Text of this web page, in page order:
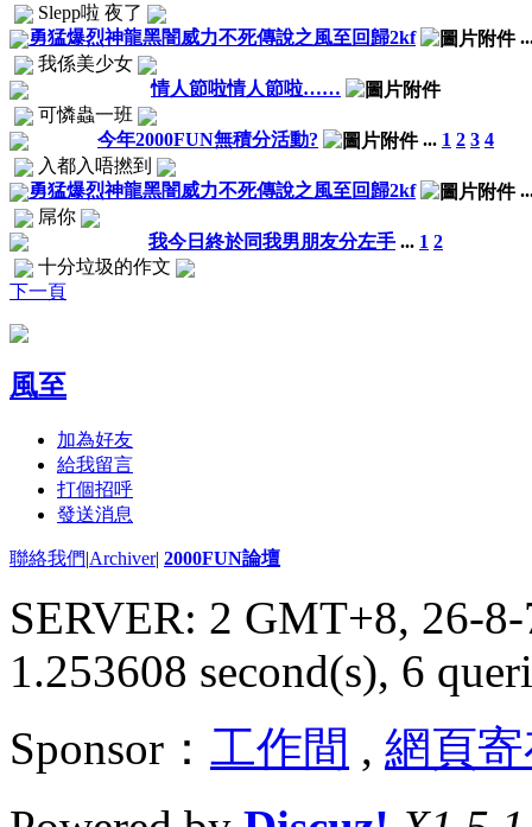
Slepp啦 夜了
勇猛爆烈神龍黑闇威力不死傳說之風至回歸2kf
我係美少女
情人節啦情人節啦……
可憐蟲一班
今年2000FUN無積分活動?
... 1 2 3 4
入都入唔撚到
勇猛爆烈神龍黑闇威力不死傳說之風至回歸2kf
屌你
我今日終於同我男朋友分左手 ... 1 2
十分垃圾的作文
下一頁
風至
加為好友
給我留言
打個招呼
發送消息
聯絡我們|Archiver| 2000FUN論壇
SERVER: 2 GMT+8, 26-
1.253608 second(s), 6
Sponsor： 工作間 , 網頁